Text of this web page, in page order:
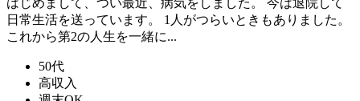
日常生活を送っています。 1人がつらいときもありました。
これから第2の人生を一緒に...
50代
高収入